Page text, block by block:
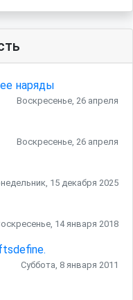
наряды
Воскресенье, 26 апреля
Воскресенье, 26 апреля
15 декабря 2025
14 января 2018
Суббота, 8 января 2011